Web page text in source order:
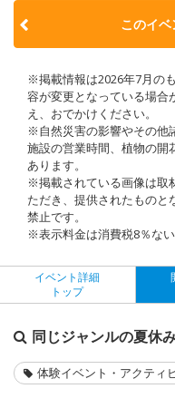
このイ
※掲載情報は2026年7月の
容が変更となっている場合
え、おでかけください。
※自然災害の影響やその他
施設の営業時間、植物の開
あります。
※掲載されている画像は取
ただき、提供されたものと
禁止です。
※表示料金は消費税8％ない
イベント詳細
トップ
同じジャンルの夏休
体験イベント・アクティ